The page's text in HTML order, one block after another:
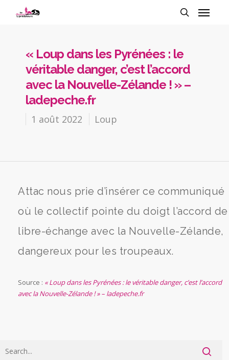
« Loup dans les Pyrénées : le
véritable danger, c’est l’accord
avec la Nouvelle-Zélande ! » –
ladepeche.fr
1 août 2022 Loup
Attac nous prie d’insérer ce communiqué
où le collectif pointe du doigt l’accord de
libre-échange avec la Nouvelle-Zélande,
dangereux pour les troupeaux.
Source : « Loup dans les Pyrénées : le véritable danger, c’est l’accord
avec la Nouvelle-Zélande ! » – ladepeche.fr